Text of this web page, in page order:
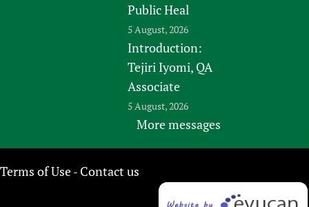
Public Heal
5 August, 2026
Introduction:
Tejiri Iyomi, QA
Associate
5 August, 2026
More messages
Terms of Use- Contact us